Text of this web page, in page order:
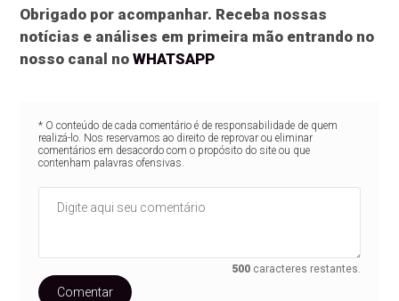
Obrigado por acompanhar. Receba nossas
notícias e análises em primeira mão entrando no
nosso canal noWHATSAPP
* O conteúdo de cada comentário é de responsabilidade de quem
realizá-lo. Nos reservamos ao direito de reprovar ou eliminar
comentários em desacordo com o propósito do site ou que
contenham palavras ofensivas.
500 caracteres restantes.
Comentar